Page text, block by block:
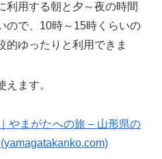
利用する朝と夕～夜の時間
ので、10時～15時くらいの
的ゆったりと利用できま
えます。
やまがたへの旅 – 山形県の